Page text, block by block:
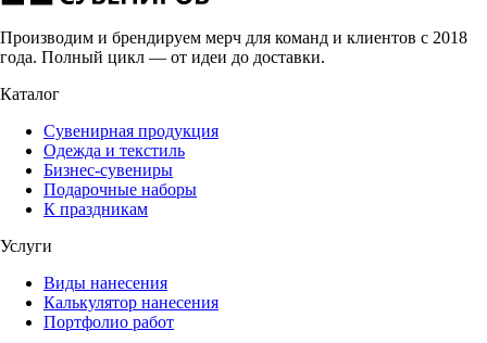
Производим и брендируем мерч для команд и клиентов с 2018
года. Полный цикл — от идеи до доставки.
Каталог
Сувенирная продукция
Одежда и текстиль
Бизнес-сувениры
Подарочные наборы
К праздникам
Услуги
Виды нанесения
Калькулятор нанесения
Портфолио работ